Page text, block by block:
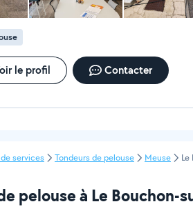
le profil Contacter
services Tondeurs de pelouse Meuse Le
pelouse à Le Bouchon-